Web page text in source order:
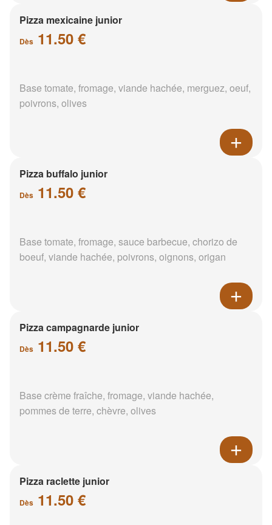
Pizza mexicaine junior
Dès 11.50 €
Base tomate, fromage, viande hachée, merguez, oeuf,
poivrons, olives
Pizza buffalo junior
Dès 11.50 €
Base tomate, fromage, sauce barbecue, chorizo de
boeuf, viande hachée, poivrons, oignons, origan
Pizza campagnarde junior
Dès 11.50 €
Base crème fraîche, fromage, viande hachée,
pommes de terre, chèvre, olives
Pizza raclette junior
Dès 11.50 €